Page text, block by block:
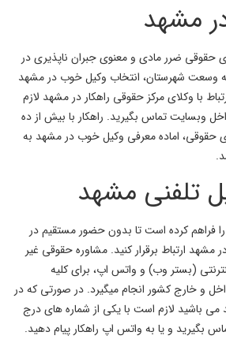
مشهد
حقوقی ضرر مادی و معنوی جبران ناپذیری در
وسعت شهرستان، انتخاب وکیل خوب در مشهد
با وکلای مرکز حقوقی راهکار در مشهد لازم
وبسایت تماس بگیرید. راهکار با بیش از ده
حقوقی، اماده معرفی وکیل خوب در مشهد به
تلفنی مشهد
فراهم کرده است تا بدون حضور مستقیم در
مشهد ارتباط برقرار کنید. مشاوره حقوقی غیر
(بستر وب) و واتس اپ، برای کلیه
و خارج کشور انجام میگیرد. در صورتی که در
باشید لازم است با یکی از شماره های درج
بگیرید و یا به واتس اپ راهکار پیام دهید.